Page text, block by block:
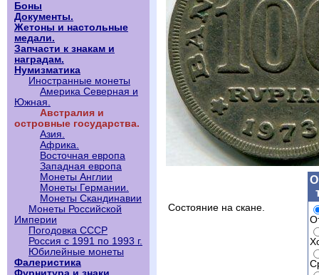
Боны
Документы.
Жетоны и настольные
медали.
Запчасти к знакам и
наградам.
Нумизматика
Иностранные монеты
Америка Северная и
Южная.
Австралия и
островные государства.
Азия.
Африка.
Восточная европа
Западная европа
Монеты Англии
Монеты Германии.
Монеты Скандинавии
Монеты Российской
Империи
Погодовка СССР
Россия с 1991 по 1993 г.
Юбилейные монеты
Фалеристика
Состояние на скане.